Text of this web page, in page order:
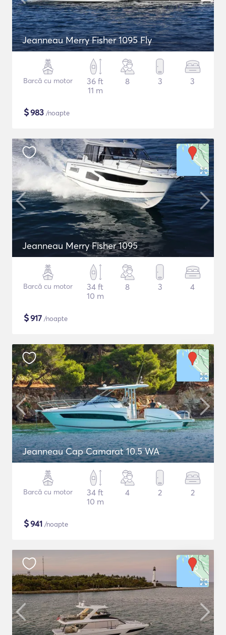
Jeanneau Merry Fisher 1095 Fly
Barcă cu motor
36 ft
11 m
8 3 3
$983 /noapte
Jeanneau Merry Fisher 1095
Barcă cu motor
34 ft
10 m
8 3 4
$917 /noapte
Jeanneau Cap Camarat 10.5 WA
Barcă cu motor
34 ft
10 m
4 2 2
$941 /noapte